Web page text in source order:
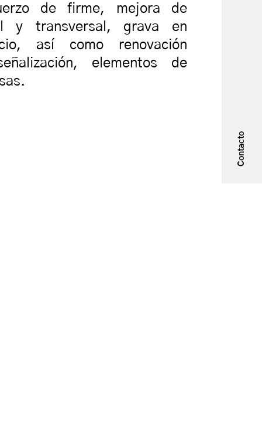
Contacto
de firme, mejora de
y transversal, grava en
así como renovación
elementos de